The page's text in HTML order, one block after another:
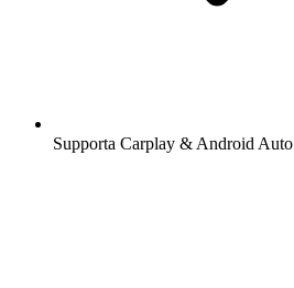
Supporta Carplay & Android Auto